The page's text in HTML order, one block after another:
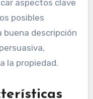
aspectos clave
posibles
buena descripción
la propiedad.